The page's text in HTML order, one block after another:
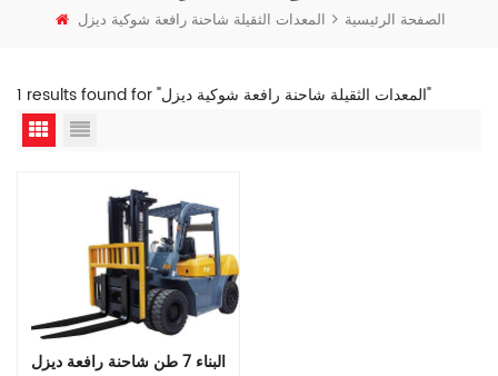
الصفحة الرئيسية المعدات الثقيلة شاحنة رافعة شوكية ديزل
1 results found for "المعدات الثقيلة شاحنة رافعة شوكية ديزل"
البناء 7 طن شاحنة رافعة ديزل